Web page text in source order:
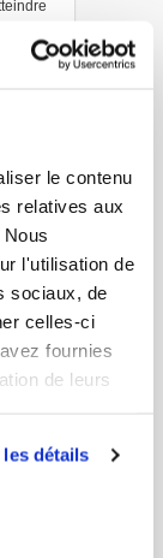
le contenu
relatives aux
l'utilisation de
sociaux, de
celles-ci
fournies
de leurs
détails
sont